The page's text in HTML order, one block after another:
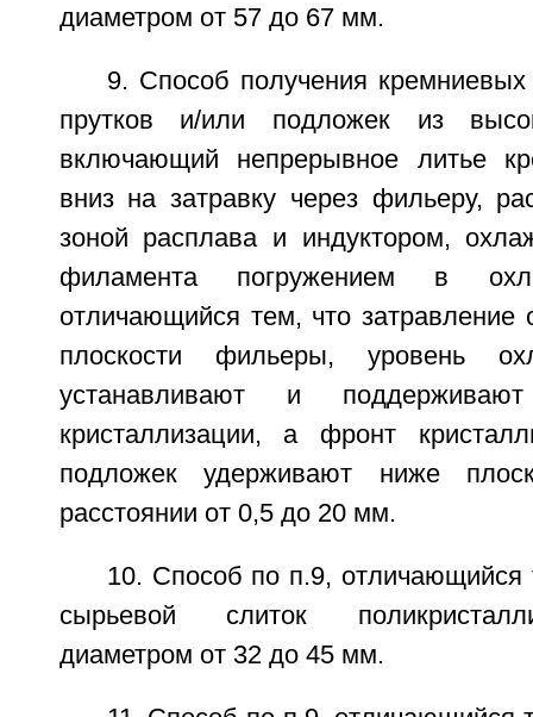
диаметром от 57 до 67 мм.
9. Способ получения
прутков и/или подложек из
включающий непрерывное литье
вниз на затравку через фильеру,
зоной расплава и индуктором,
филамента погружением в
отличающийся тем, что
плоскости фильеры, уровень
устанавливают и
кристаллизации, а фронт
подложек удерживают ниже
расстоянии от 0,5 до 20 мм.
10. Способ по п.9, отличающийся
сырьевой слиток
диаметром от 32 до 45 мм.